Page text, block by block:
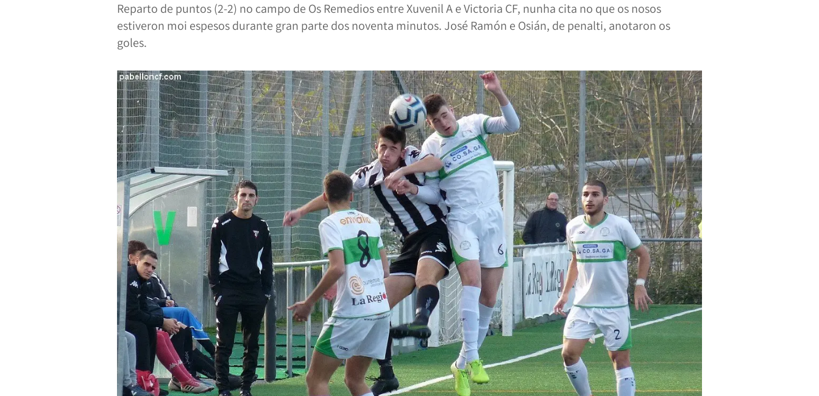
Reparto de puntos (2-2) no campo de Os Remedios entre Xuvenil A e Victoria CF, nunha cita no que os nosos
estiveron moi espesos durante gran parte dos noventa minutos. José Ramón e Osián, de penalti, anotaron os
goles.